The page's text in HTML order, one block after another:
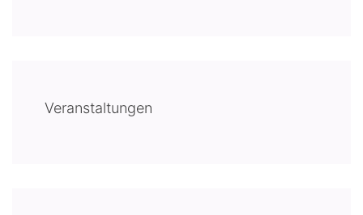
Veranstaltungen